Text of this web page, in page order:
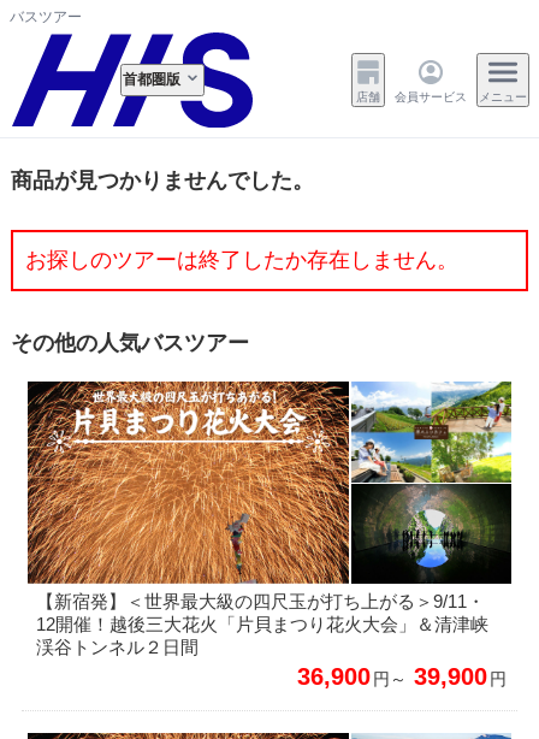
バスツアー
首都圏版
店舗 会員サービス メニュー
商品が見つかりませんでした。
お探しのツアーは終了したか存在しません。
その他の人気バスツアー
【新宿発】＜世界最大級の四尺玉が打ち上がる＞9/11・
12開催！越後三大花火「片貝まつり花火大会」＆清津峡
渓谷トンネル２日間
36,900円～ 39,900円